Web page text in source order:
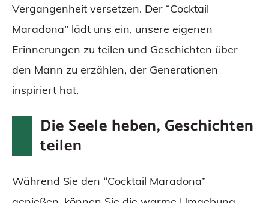
Vergangenheit versetzen. Der “Cocktail
Maradona” lädt uns ein, unsere eigenen
Erinnerungen zu teilen und Geschichten über
den Mann zu erzählen, der Generationen
inspiriert hat.
Die Seele heben, Geschichten
teilen
Während Sie den “Cocktail Maradona”